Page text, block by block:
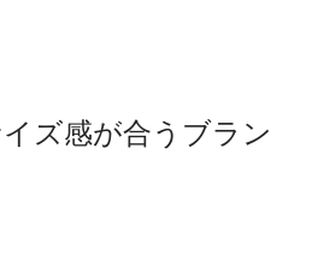
ズ感が合うブラン